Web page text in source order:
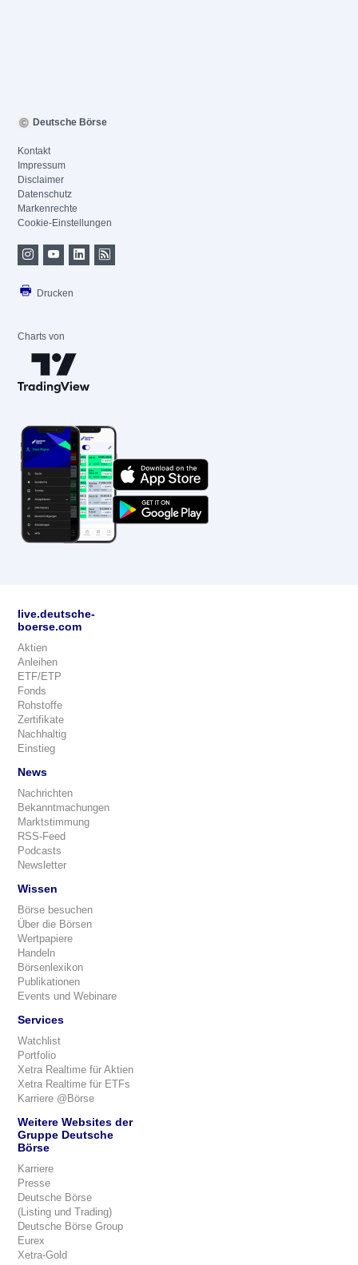
Deutsche Börse
Kontakt
Impressum
Disclaimer
Datenschutz
Markenrechte
Cookie-Einstellungen
Drucken
Charts von
live.deutsche-
boerse.com
Aktien
Anleihen
ETF/ETP
Fonds
Rohstoffe
Zertifikate
Nachhaltig
Einstieg
News
Nachrichten
Bekanntmachungen
Marktstimmung
RSS-Feed
Podcasts
Newsletter
Wissen
Börse besuchen
Über die Börsen
Wertpapiere
Handeln
Börsenlexikon
Publikationen
Events und Webinare
Services
Watchlist
Portfolio
Xetra Realtime für Aktien
Xetra Realtime für ETFs
Karriere @Börse
Weitere Websites der
Gruppe Deutsche
Börse
Karriere
Presse
Deutsche Börse
(Listing und Trading)
Deutsche Börse Group
Eurex
Xetra-Gold